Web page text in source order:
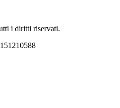
i diritti riservati.